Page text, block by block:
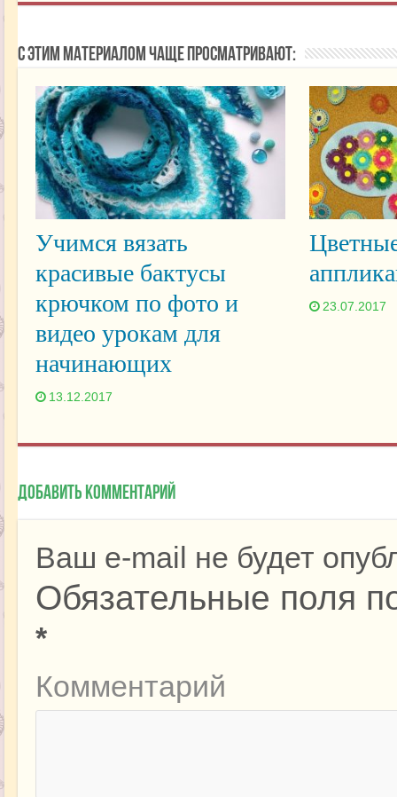
С этим материалом чаще просматривают:
Учимся вязать
красивые бактусы
крючком по фото и
видео урокам для
начинающих
13.12.2017
23.07.2017
Добавить комментарий
Ваш e-mail не будет
Обязательные поля
*
Комментарий